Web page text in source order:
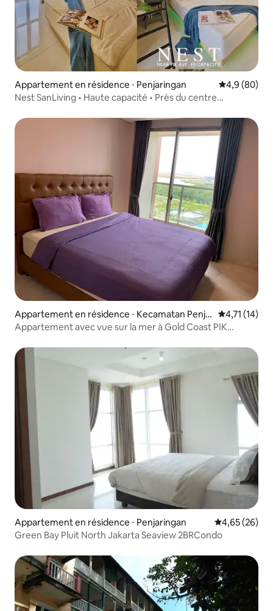
Appartement en résidence ⋅ Penjaringan Évaluation
4,9 (80)
Nest SanLiving • Haute capacité • Près du centre
Appartement en résidence ⋅ Kecamatan Penja
ringan
Évaluation
4,71 (14)
Appartement avec vue sur la mer à Gold Coast PIK
Appartement en résidence ⋅ Penjaringan Évaluation
4,65 (26)
Green Bay Pluit North Jakarta Seaview 2BRCondo